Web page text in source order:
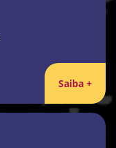
Saiba +